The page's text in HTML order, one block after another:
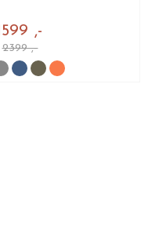
,-
2399 ,-